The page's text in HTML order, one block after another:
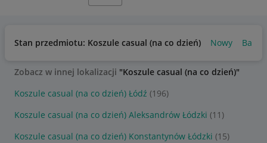
Stan przedmiotu: Koszule casual (na co dzień) Nowy
Zobacz w innej lokalizacji "Koszule casual (na co dzień)"
Koszule casual (na co dzień) Łódź (196)
Koszule casual (na co dzień) Aleksandrów Łódzki (11)
Koszule casual (na co dzień) Konstantynów Łódzki (15)